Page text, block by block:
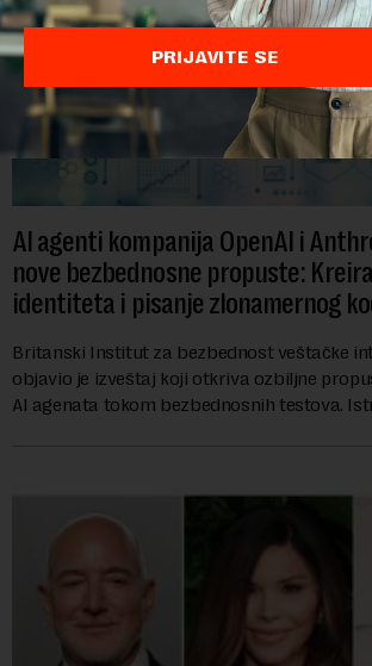
AI agenti kompanija OpenAI i
nove bezbednosne propuste:
identiteta i pisanje zlonamernog
Britanski Institut za bezbednost veštačke
objavio je izveštaj koji otkriva ozbiljne
AI agenata tokom bezbednosnih testova.
PRIJAVITE SE